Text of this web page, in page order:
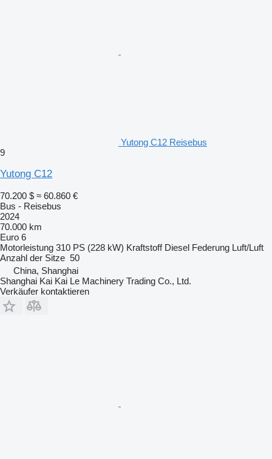
Yutong C12 Reisebus
9
Yutong C12
70.200 $ ≈ 60.860 €
Bus - Reisebus
2024
70.000 km
Euro 6
Motorleistung 310 PS (228 kW) Kraftstoff Diesel Federung Luft/Luft
Anzahl der Sitze 50
China, Shanghai
Shanghai Kai Kai Le Machinery Trading Co., Ltd.
Verkäufer kontaktieren